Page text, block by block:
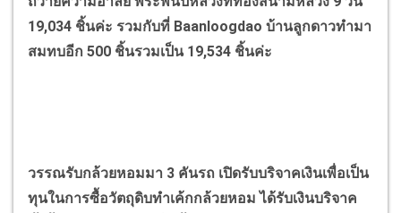
19,034 ชิ้นค่ะ รวมกับที่ Baanloogdao บ้านลูกดาวทำมา
สมทบอีก 500 ชิ้นรวมเป็น 19,534 ชิ้นค่ะ
วรรณรับกล้วยหอมมา 3 คันรถ เปิดรับบริจาคเงินเพื่อเป็น
ทุนในการซื้อวัตถุดิบทำเค้กกล้วยหอม ได้รับเงินบริจาค